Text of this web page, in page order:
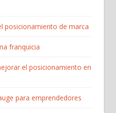
posicionamiento de marca
franquicia
el posicionamiento en
para emprendedores